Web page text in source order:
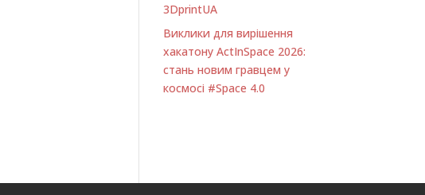
3DprintUA
Виклики для вирішення
хакатону ActInSpace 2026:
стань новим гравцем у
космосі #Space 4.0